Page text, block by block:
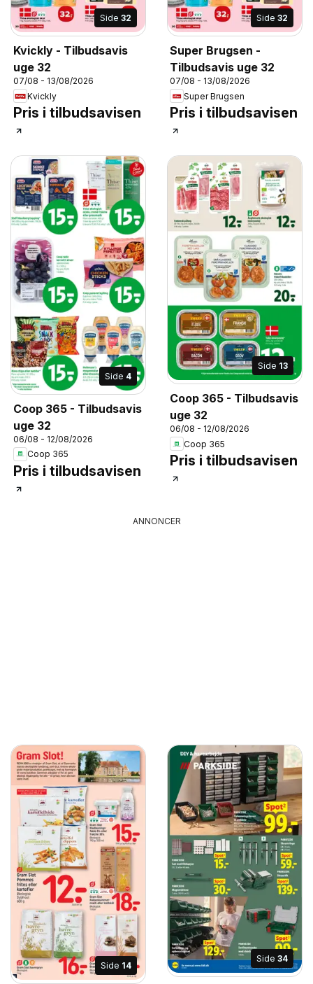
Side 32
Kvickly - Tilbudsavis
uge 32
07/08 - 13/08/2026
Kvickly
Pris i tilbudsavisen
Side 32
Super Brugsen -
Tilbudsavis uge 32
07/08 - 13/08/2026
Super Brugsen
Pris i tilbudsavisen
Side 4
Coop 365 - Tilbudsavis
uge 32
06/08 - 12/08/2026
Coop 365
Pris i tilbudsavisen
Side 13
Coop 365 - Tilbudsavis
uge 32
06/08 - 12/08/2026
Coop 365
Pris i tilbudsavisen
ANNONCER
Side 14
Side 34